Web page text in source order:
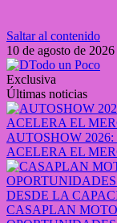
Saltar al contenido
10 de agosto de 2026
Exclusiva
Últimas noticias
AUTOSHOW
ACELERA EL
CASAPLAN